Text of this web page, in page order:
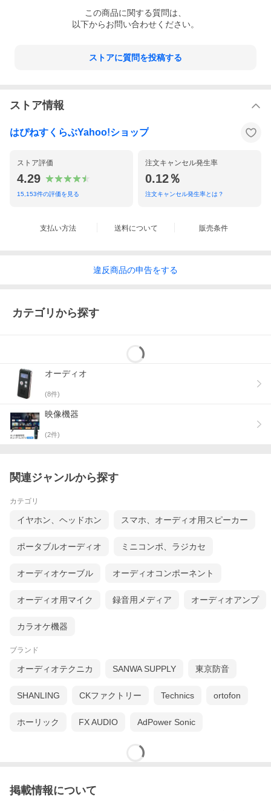
この商品に関する質問は、
以下からお問い合わせください。
ストアに質問を投稿する
ストア情報
はぴねすくらぶYahoo!ショップ
ストア評価
4.29
15,153件の評価を見る
注文キャンセル発生率
0.12％
注文キャンセル発生率とは？
支払い方法 送料について 販売条件
違反商品の申告をする
カテゴリから探す
オーディオ
(8件)
映像機器
(2件)
関連ジャンルから探す
カテゴリ
イヤホン、ヘッドホン スマホ、オーディオ用スピーカー
ポータブルオーディオ ミニコンポ、ラジカセ
オーディオケーブル オーディオコンポーネント
オーディオ用マイク 録音用メディア オーディオアンプ
カラオケ機器
ブランド
オーディオテクニカ SANWA SUPPLY 東京防音
SHANLING CKファクトリー Technics ortofon
ホーリック FX AUDIO AdPower Sonic
掲載情報について